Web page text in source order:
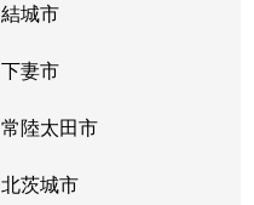
結城市
下妻市
常陸太田市
北茨城市